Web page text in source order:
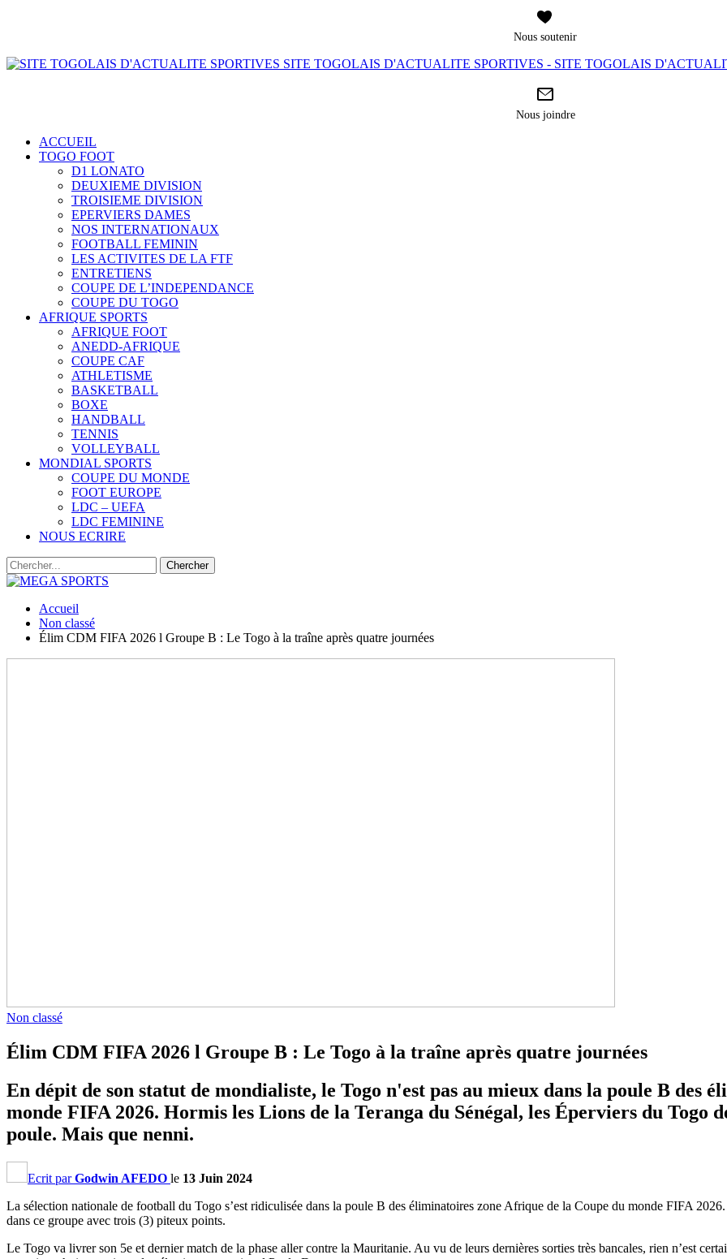
Nous soutenir
SITE TOGOLAIS D'ACTUALITE SPORTIVES - SITE TOGOLAIS
Nous joindre
ACCUEIL
TOGO FOOT
D1 LONATO
DEUXIEME DIVISION
TROISIEME DIVISION
EPERVIERS DAMES
NOS INTERNATIONAUX
FOOTBALL FEMININ
LES ACTIVITES DE LA FTF
ENTRETIENS
COUPE DE L’INDEPENDANCE
COUPE DU TOGO
AFRIQUE SPORTS
AFRIQUE FOOT
ANEDD-AFRIQUE
COUPE CAF
ATHLETISME
BASKETBALL
BOXE
HANDBALL
TENNIS
VOLLEYBALL
MONDIAL SPORTS
COUPE DU MONDE
FOOT EUROPE
LDC – UEFA
LDC FEMININE
NOUS ECRIRE
Accueil
Non classé
Élim CDM FIFA 2026 l Groupe B : Le Togo à la traîne après quatre journées
Non classé
Élim CDM FIFA 2026 l Groupe B : Le Togo à la traîne après quatre journées
En dépit de son statut de mondialiste, le Togo n'est pas au mieux dans la poule B des
monde FIFA 2026. Hormis les Lions de la Teranga du Sénégal, les Éperviers du Togo
poule. Mais que nenni.
Ecrit parGodwin AFEDO le 13 Juin 2024
La sélection nationale de football du Togo s’est ridiculisée dans la poule B des éliminatoires zone Afrique de la Coupe du monde FIFA
dans ce groupe avec trois (3) piteux points.
Le Togo va livrer son 5e et dernier match de la phase aller contre la Mauritanie. Au vu de leurs dernières sorties très bancales, rien n’est